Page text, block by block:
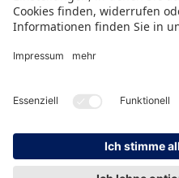
Herderstraße 7
+49 911 99813-46
E-MAIL SCHREIBEN